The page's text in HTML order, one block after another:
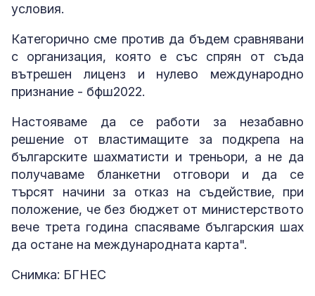
условия.
Категорично сме против да бъдем сравнявани
с организация, която е със спрян от съда
вътрешен лиценз и нулево международно
признание - бфш2022.
Настояваме да се работи за незабавно
решение от властимащите за подкрепа на
българските шахматисти и треньори, а не да
получаваме бланкетни отговори и да се
търсят начини за отказ на съдействие, при
положение, че без бюджет от министерството
вече трета година спасяваме българския шах
да остане на международната карта".
Снимка: БГНЕС